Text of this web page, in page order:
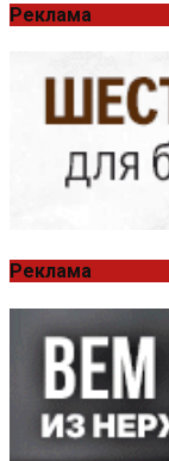
Реклама
Реклама